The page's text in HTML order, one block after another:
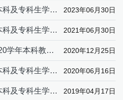
辽宁传媒学院2023年本科及专科生学费收费标准 2023年06月30日
辽宁传媒学院2021年本科及专科生学费收费标准 2021年06月30日
辽宁传媒学院2019-2020学年本科教学质量报告 2020年12月25日
辽宁传媒学院2020年本科及专科生学费收费标准 2020年06月16日
辽宁传媒学院2019年本科及专科生学费收费标准 2019年04月17日